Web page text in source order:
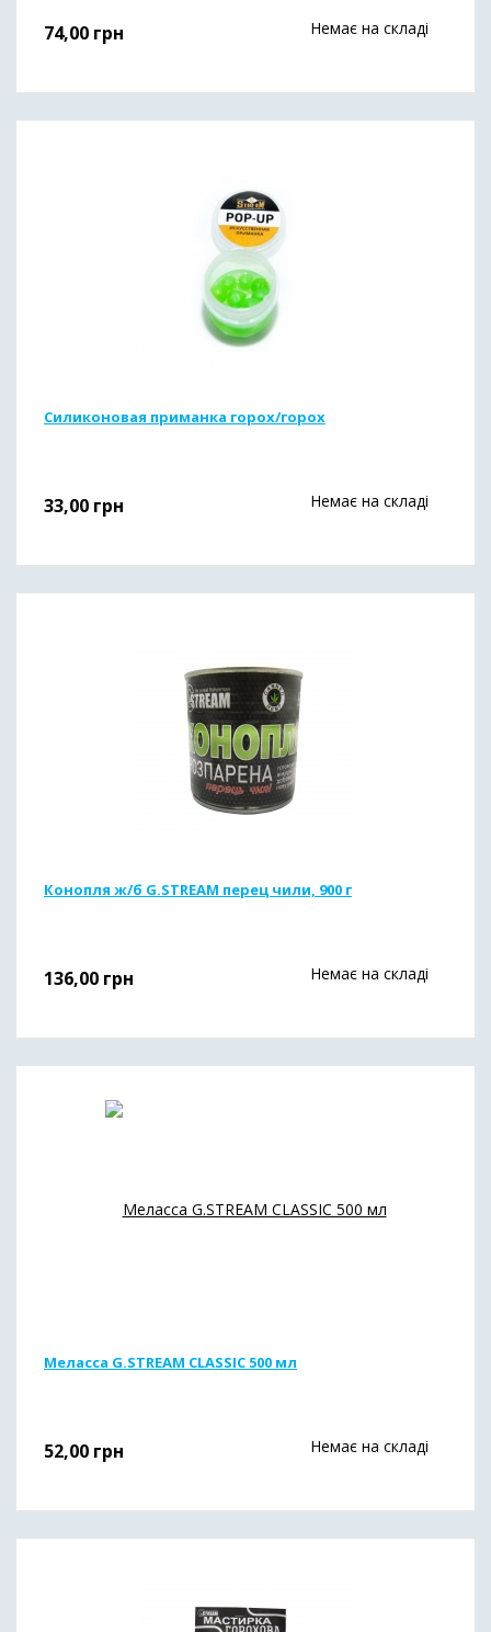
74,00 грн Немає на складі
Силиконовая приманка горох/горох
33,00 грн Немає на складі
Конопля ж/б G.STREAM перец чили, 900 г
136,00 грн Немає на складі
Меласса G.STREAM CLASSIC 500 мл
52,00 грн Немає на складі